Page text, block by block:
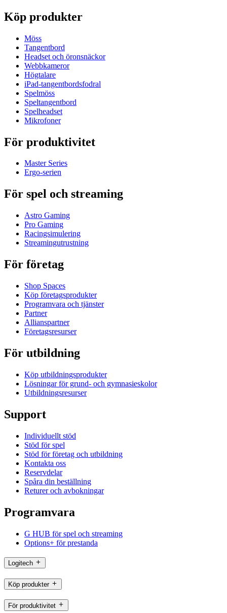
Köp produkter
Möss
Tangentbord
Headset och öronsnäckor
Webbkameror
Högtalare
iPad-tangentbordsfodral
Spelmöss
Speltangentbord
Spelheadset
Mikrofoner
För produktivitet
Master Series
Ergo-serien
För spel och streaming
Astro Gaming
Pro Gaming
Racingsimulering
Streamingutrustning
För företag
Shop Spaces
Köp företagsprodukter
Programvara och tjänster
Partner
Allianspartner
Företagsresurser
För utbildning
Köp utbildningsprodukter
Lösningar för grund- och gymnasieskolor
Utbildningsresurser
Support
Individuellt stöd
Stöd för spel
Stöd för företag och utbildning
Kontakta oss
Reservdelar
Spåra din beställning
Returer och avbokningar
Programvara
G HUB för spel och streaming
Options+ för prestanda
Logitech
Köp produkter
För produktivitet